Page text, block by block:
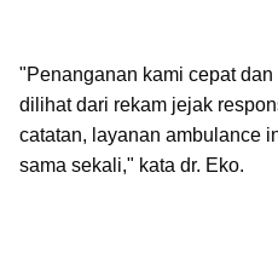
"Penanganan kami cepat
dilihat dari rekam jejak
catatan, layanan ambulance
sama sekali," kata dr. Eko.